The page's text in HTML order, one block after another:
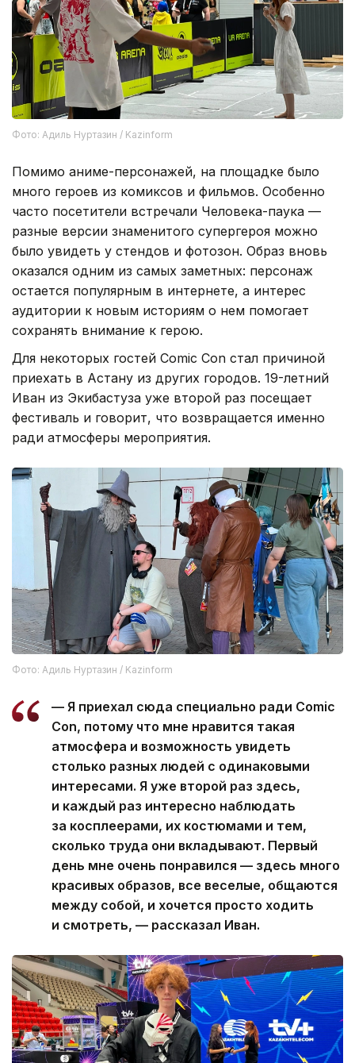
Фото: Адиль Нуртазин / Kazinform
Помимо аниме-персонажей, на площадке было
много героев из комиксов и фильмов. Особенно
часто посетители встречали Человека-паука —
разные версии знаменитого супергероя можно
было увидеть у стендов и фотозон. Образ вновь
оказался одним из самых заметных: персонаж
остается популярным в интернете, а интерес
аудитории к новым историям о нем помогает
сохранять внимание к герою.
Для некоторых гостей Comic Con стал причиной
приехать в Астану из других городов. 19-летний
Иван из Экибастуза уже второй раз посещает
фестиваль и говорит, что возвращается именно
ради атмосферы мероприятия.
Фото: Адиль Нуртазин / Kazinform
— Я приехал сюда специально ради Comic
Con, потому что мне нравится такая
атмосфера и возможность увидеть
столько разных людей с одинаковыми
интересами. Я уже второй раз здесь,
и каждый раз интересно наблюдать
за косплеерами, их костюмами и тем,
сколько труда они вкладывают. Первый
день мне очень понравился — здесь много
красивых образов, все веселые, общаются
между собой, и хочется просто ходить
и смотреть, — рассказал Иван.